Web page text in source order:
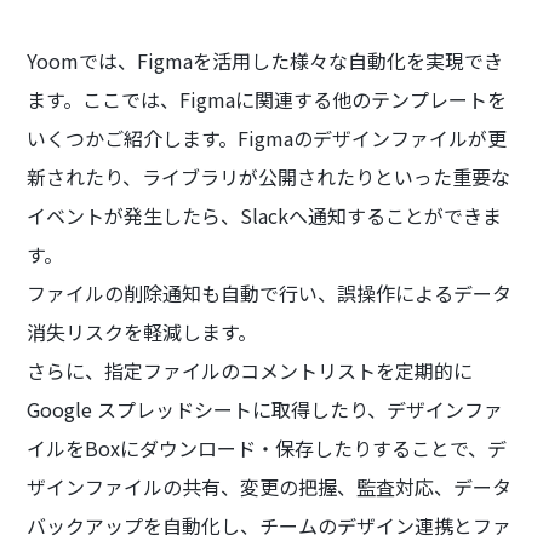
Yoomでは、Figmaを活用した様々な自動化を実現でき
ます。ここでは、Figmaに関連する他のテンプレートを
いくつかご紹介します。Figmaのデザインファイルが更
新されたり、ライブラリが公開されたりといった重要な
イベントが発生したら、Slackへ通知することができま
す。
ファイルの削除通知も自動で行い、誤操作によるデータ
消失リスクを軽減します。
さらに、指定ファイルのコメントリストを定期的に
Google スプレッドシートに取得したり、デザインファ
イルをBoxにダウンロード・保存したりすることで、デ
ザインファイルの共有、変更の把握、監査対応、データ
バックアップを自動化し、チームのデザイン連携とファ